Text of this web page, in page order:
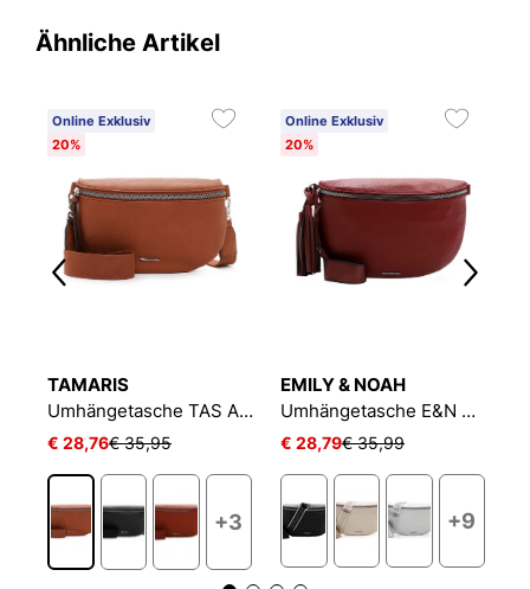
Ähnliche Artikel
Online Exklusiv
20%
TAMARIS
Umhängetasche TAS Alessia
€ 28,76€ 35,95
+3
Online Exklusiv
20%
EMILY & NOAH
Umhängetasche E&N Belli
€ 28,79€ 35,99
+9